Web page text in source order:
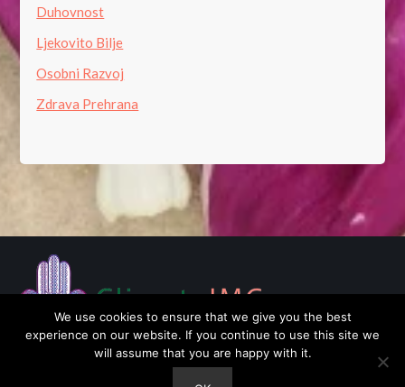
Duhovnost
Ljekovito Bilje
Osobni Razvoj
Zdrava Prehrana
We use cookies to ensure that we give you the best
experience on our website. If you continue to use this site we
will assume that you are happy with it.